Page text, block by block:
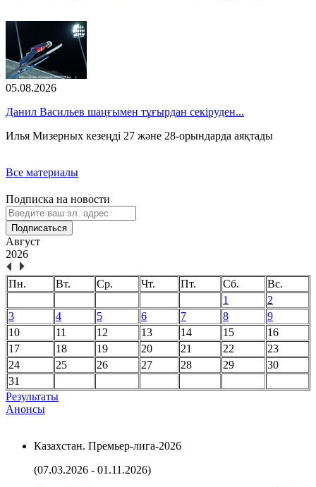
05.08.2026
Данил Васильев шаңғымен тұғырдан секіруден...
Илья Мизерных кезеңді 27 және 28-орындарда аяқтады
Все материалы
Подписка на новости
Подписаться
Август
2026
Пн. Вт. Ср. Чт. Пт. Сб.
Вс.
1
2
3
4 5 6 7 8
9
10
11 12 13 14 15
16
17
18 19 20 21 22
23
24
25 26 27 28 29
30
31
Результаты
Анонсы
Казахстан. Премьер-лига-2026
(07.03.2026 - 01.11.2026)